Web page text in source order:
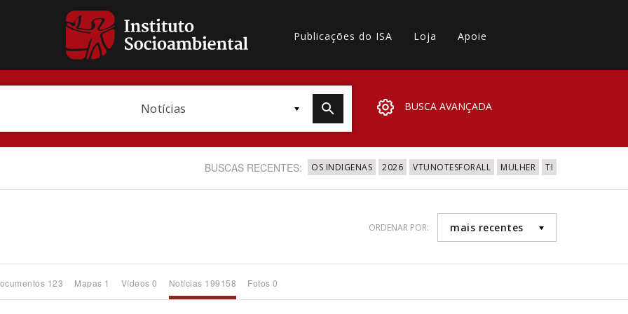
Publicações do ISA Loja Apoie
Notícias BUSCA AVANÇADA
BUSCAS RECENTES: OS INDIGENAS 2026 VTUNOTESFORALL MULHER TI
ORDENAR POR: mais recentes
123 Mapas 1 Vídeos 0 Notícias 199158 Fotos 0